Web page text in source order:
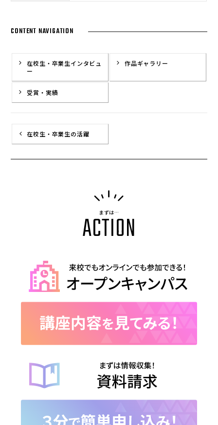
CONTENT NAVIGATION
在校生・卒業生インタビュ
ー
作品ギャラリー
受賞・実績
在校生・卒業生の活躍
まずは…
ACTION